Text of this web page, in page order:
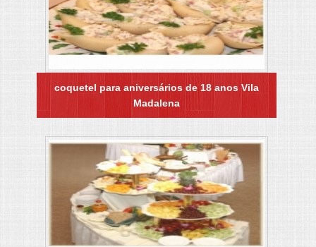
coquetel para aniversários de 18 anos Vila
Madalena